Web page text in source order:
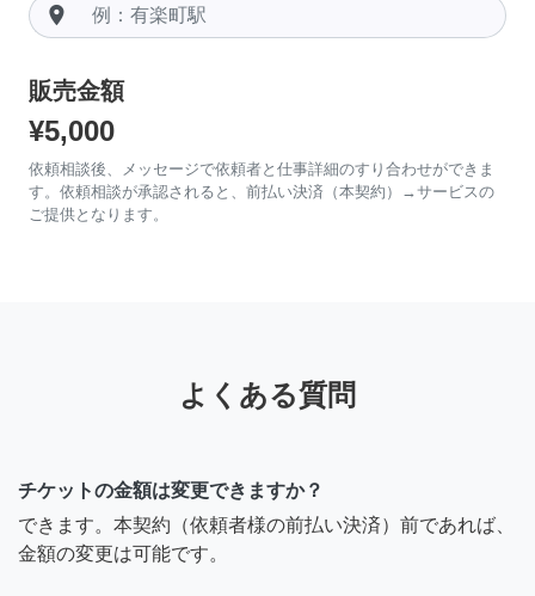
room
販売金額
¥5,000
依頼相談後、メッセージで依頼者と仕事詳細のすり合わせができま
す。依頼相談が承認されると、前払い決済（本契約）→サービスの
ご提供となります。
よくある質問
チケットの金額は変更できますか？
できます。本契約（依頼者様の前払い決済）前であれば、
金額の変更は可能です。